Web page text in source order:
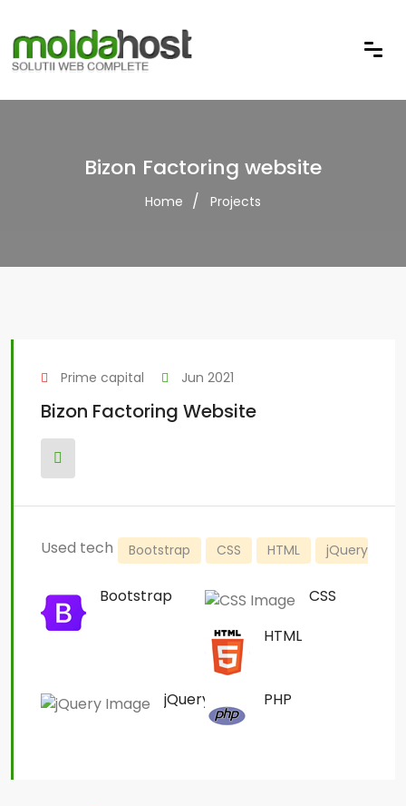
Bizon Factoring website
Home Projects
Prime capital Jun 2021
Bizon Factoring Website
Used tech Bootstrap CSS HTML jQuery
Bootstrap
CSS
HTML
jQuery PHP